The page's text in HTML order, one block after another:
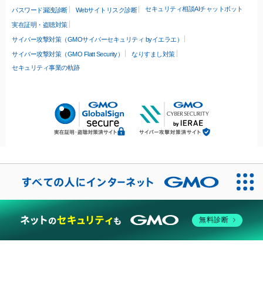
パスワード漏洩診断 Webサイトリスク診断 セキュリティ相談AIチャットボット
実在証明・盗聴対策
サイバー攻撃対策（GMOサイバーセキュリティ byイエラエ）
サイバー攻撃対策（GMO Flatt Security）
なりすまし対策
セキュリティ事業の軌跡
無料診断